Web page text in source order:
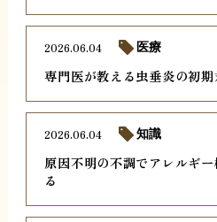
専門医が教える虫垂炎の初
2026.06.04 医療
原因不明の不調でアレルギ
る
2026.06.04 知識